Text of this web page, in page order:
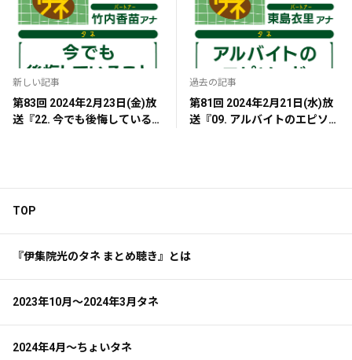
新しい記事
第83回 2024年2月23日(金)放
送『22. 今でも後悔しているこ
過去の記事
第81回 2024年2月21日(水)放
送『09. アルバイトのエピソー
TOP
『伊集院光のタネ まとめ聴き』とは
2023年10月～2024年3月タネ
2024年4月～ちょいタネ